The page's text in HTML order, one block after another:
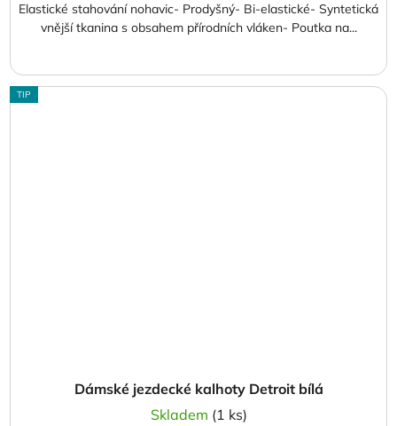
Elastické stahování nohavic- Prodyšný- Bi-elastické- Syntetická
vnější tkanina s obsahem přírodních vláken- Poutka na...
TIP
Dámské jezdecké kalhoty Detroit bílá
Skladem (1 ks)